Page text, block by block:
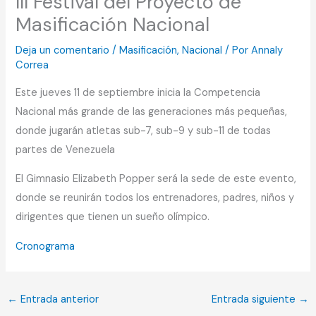
Masificación Nacional
Deja un comentario /Masificación,Nacional / PorAnnaly
Correa
Este jueves 11 de septiembre inicia la Competencia
Nacional más grande de las generaciones más pequeñas,
donde jugarán atletas sub-7, sub-9 y sub-11 de todas
partes de Venezuela
El Gimnasio Elizabeth Popper será la sede de este evento,
donde se reunirán todos los entrenadores, padres, niños y
dirigentes que tienen un sueño olímpico.
Cronograma
← Entrada anterior Entrada siguiente →